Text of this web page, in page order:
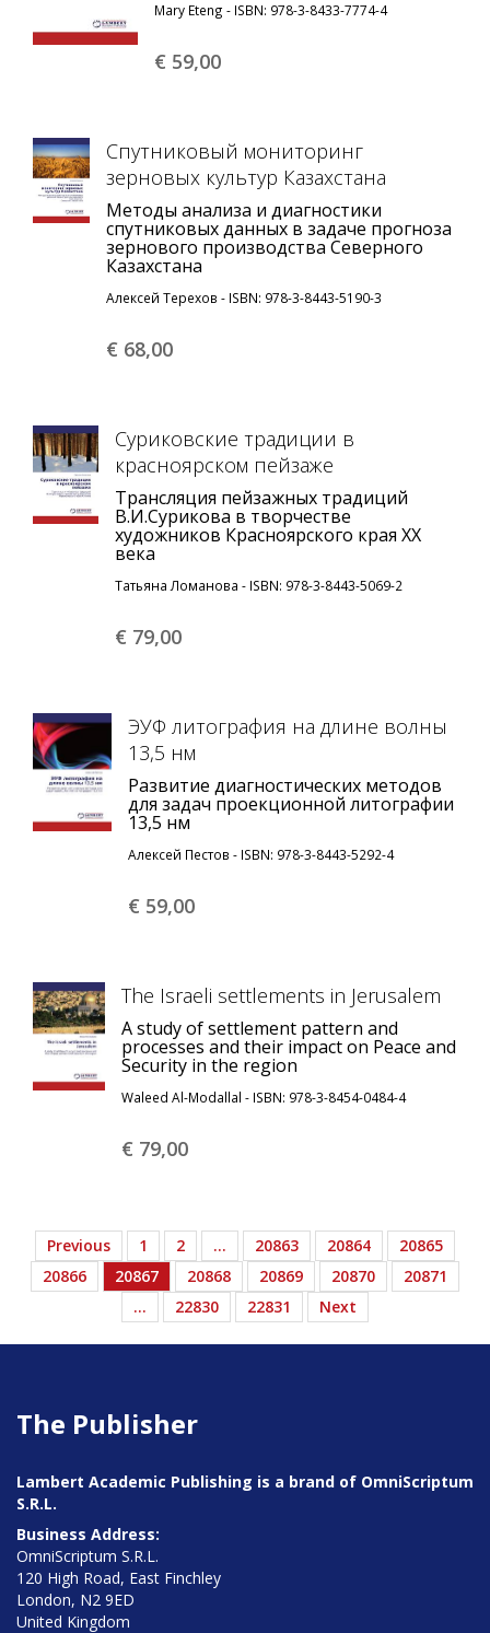
Mary Eteng - ISBN: 978-3-8433-7774-4
€ 59,00
Спутниковый мониторинг
зерновых культур Казахстана
Методы анализа и диагностики
спутниковых данных в задаче прогноза
зернового производства Северного
Казахстана
Алексей Терехов - ISBN: 978-3-8443-5190-3
€ 68,00
Суриковские традиции в
красноярском пейзаже
Трансляция пейзажных традиций
В.И.Сурикова в творчестве
художников Красноярского края ХХ
века
Татьяна Ломанова - ISBN: 978-3-8443-5069-2
€ 79,00
ЭУФ литография на длине волны
13,5 нм
Развитие диагностических методов
для задач проекционной литографии
13,5 нм
Алексей Пестов - ISBN: 978-3-8443-5292-4
€ 59,00
The Israeli settlements in Jerusalem
A study of settlement pattern and
processes and their impact on Peace and
Security in the region
Waleed Al-Modallal - ISBN: 978-3-8454-0484-4
€ 79,00
Previous 1 2 … 20863 20864
20865
20866
20867 20868 20869 20870
20871
…
22830 22831 Next
The Publisher
Lambert Academic Publishing is a brand of OmniScriptum
S.R.L.
Business Address:
OmniScriptum S.R.L.
120 High Road, East Finchley
London, N2 9ED
United Kingdom